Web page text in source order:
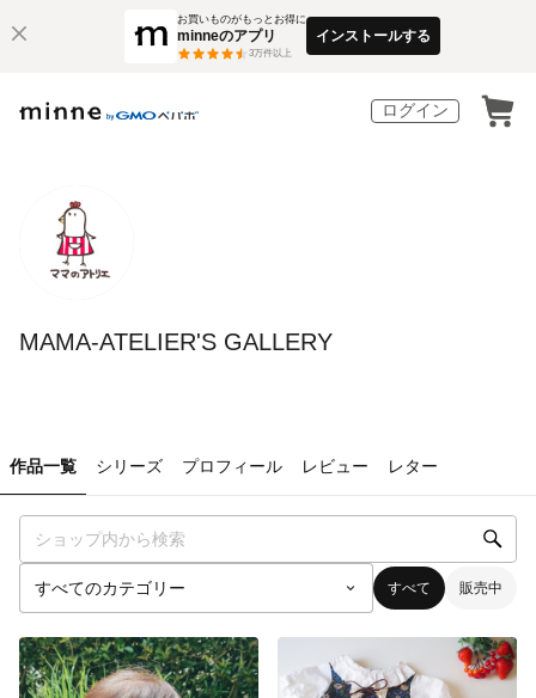
お買いものがもっとお得に
minneのアプリ
3万件以上
インストールする
ログイン
MAMA-ATELIER'S GALLERY
作品一覧 シリーズ プロフィール レビュー レター
すべて 販売中